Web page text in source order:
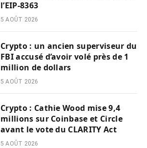
l’EIP-8363
5 AOÛT 2026
Crypto : un ancien superviseur du
FBI accusé d’avoir volé près de 1
million de dollars
5 AOÛT 2026
Crypto : Cathie Wood mise 9,4
millions sur Coinbase et Circle
avant le vote du CLARITY Act
5 AOÛT 2026